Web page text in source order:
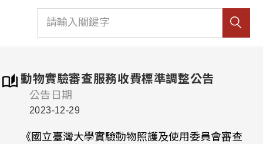
動物實驗審查服務收費標準調整公告
公告日期
2023-12-29
《國立臺灣大學實驗動物照護及使用委員會審查